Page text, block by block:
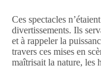
Ces spectacles
divertissements. Ils
et à rappeler la
travers ces mises en
maîtrisait la nature, les